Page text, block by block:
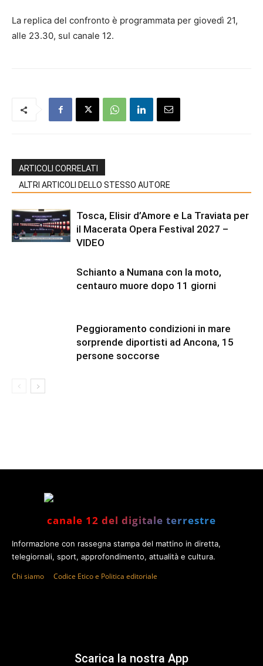
La replica del confronto è programmata per giovedì 21,
alle 23.30, sul canale 12.
ARTICOLI CORRELATI
ALTRI ARTICOLI DELLO STESSO AUTORE
Tosca, Elisir d’Amore e La Traviata per
il Macerata Opera Festival 2027 –
VIDEO
Schianto a Numana con la moto,
centauro muore dopo 11 giorni
Peggioramento condizioni in mare
sorprende diportisti ad Ancona, 15
persone soccorse
canale 12 del digitale terrestre
Informazione con rassegna stampa del mattino in diretta,
telegiornali, sport, approfondimento, attualità e cultura.
Chi siamo Codice Etico e Politica editoriale
Scarica la nostra App